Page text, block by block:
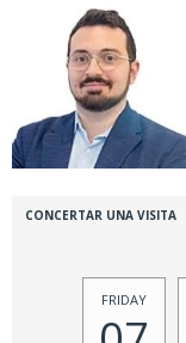
CONCERTAR UNA VISITA
FRIDAY